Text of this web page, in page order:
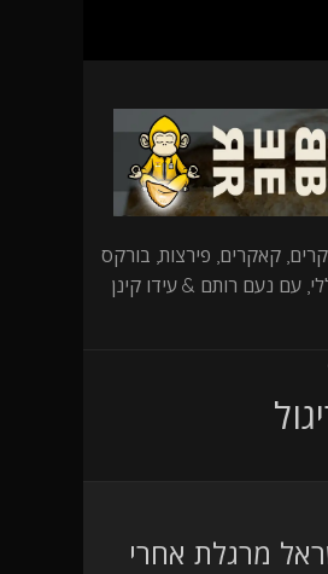
קאקרים, פירצות, בורקס
עם נעם רותם & עידו קינן
מרגלת אחרי